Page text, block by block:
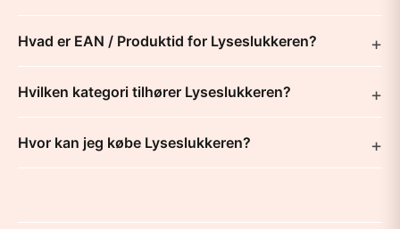
Hvad er EAN / Produktid for Lyseslukkeren?
Hvilken kategori tilhører Lyseslukkeren?
Hvor kan jeg købe Lyseslukkeren?